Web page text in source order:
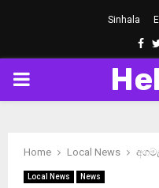
Sinhala
PRIMARY
Home Local News
Local News News